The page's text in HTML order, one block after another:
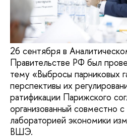
26 сентября в
Правительстве РФ был
тему «Выбросы парниковых
перспективы их
ратификации Парижского
организованный совместно
лабораторией экономики
ВШЭ.